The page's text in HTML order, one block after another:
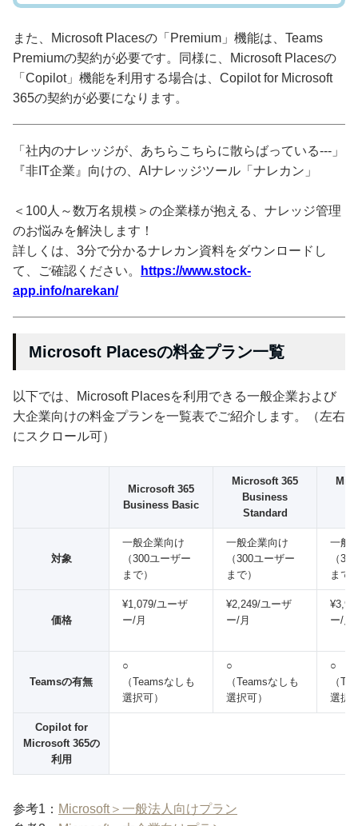
また、Microsoft Placesの「Premium」機能は、Teams
Premiumの契約が必要です。同様に、Microsoft Placesの
「Copilot」機能を利用する場合は、Copilot for Microsoft
365の契約が必要になります。
「社内のナレッジが、あちらこちらに散らばっている---」
『非IT企業』向けの、AIナレッジツール「ナレカン」
＜100人～数万名規模＞の企業様が抱える、ナレッジ管理
のお悩みを解決します！
詳しくは、3分で分かるナレカン資料をダウンロードし
て、ご確認ください。
https://www.stock-
app.info/narekan/
Microsoft Placesの料金プラン一覧
以下では、Microsoft Placesを利用できる一般企業および
大企業向けの料金プランを一覧表でご紹介します。（左右
にスクロール可）
Microsoft 365
Business Basic
Microsoft 365
Business
Standard
対象
一般企業向け
（300ユーザー
まで）
一般企業向け
（300ユーザー
まで）
一般
（
まで
価格
¥1,079/ユーザ
ー/月
¥2,249/ユーザ
ー/月
ー/月
Teamsの有無
○
（Teamsなしも
選択可）
○
（Teamsなしも
選択可）
○
（
選択
Copilot for
Microsoft 365の
利用
参考1： Microsoft＞一般法人向けプラン